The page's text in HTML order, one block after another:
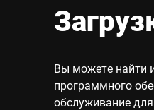
Вы можете найти
программного
обслуживание